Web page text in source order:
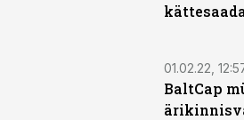
01.02.22,
BaltCap